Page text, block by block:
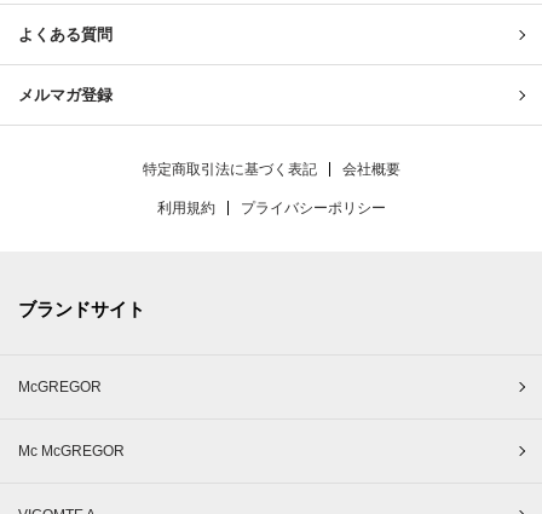
よくある質問
メルマガ登録
特定商取引法に基づく表記 会社概要
利用規約 プライバシーポリシー
ブランドサイト
McGREGOR
Mc McGREGOR